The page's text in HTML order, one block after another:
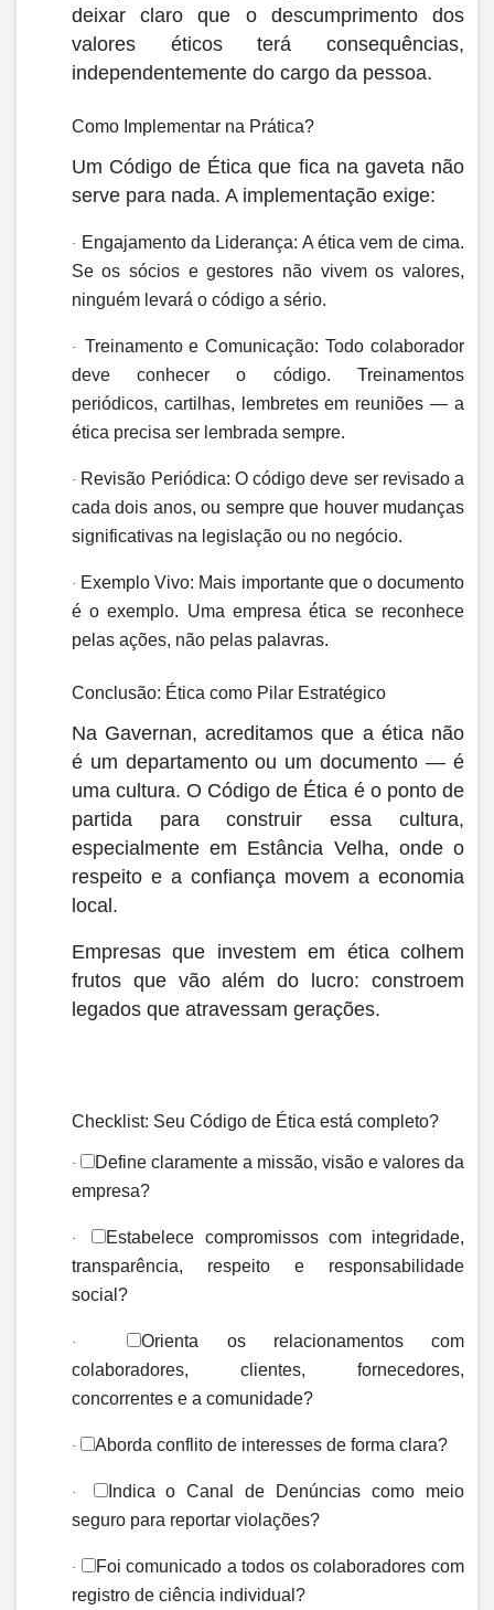
deixar claro que o descumprimento dos
valores éticos terá consequências,
independentemente do cargo da pessoa.
Como Implementar na Prática?
Um Código de Ética que fica na gaveta não
serve para nada. A implementação exige:
· Engajamento da Liderança: A ética vem de cima.
Se os sócios e gestores não vivem os valores,
ninguém levará o código a sério.
· Treinamento e Comunicação: Todo colaborador
deve conhecer o código. Treinamentos
periódicos, cartilhas, lembretes em reuniões — a
ética precisa ser lembrada sempre.
· Revisão Periódica: O código deve ser revisado a
cada dois anos, ou sempre que houver mudanças
significativas na legislação ou no negócio.
· Exemplo Vivo: Mais importante que o documento
é o exemplo. Uma empresa é́tica se reconhece
pelas ações, não pelas palavras.
Conclusão: Ética como Pilar Estratégico
Na Gavernan, acreditamos que a ética não
é um departamento ou um documento — é
uma cultura. O Código de Ética é o ponto de
partida para construir essa cultura,
especialmente em Estância Velha, onde o
respeito e a confiança movem a economia
local.
Empresas que investem em ética colhem
frutos que vão além do lucro: constroem
legados que atravessam gerações.
Checklist: Seu Código de Ética está completo?
·
Define claramente a missão, visão e valores da
empresa?
·
Estabelece compromissos com integridade,
transparência, respeito e responsabilidade
social?
·
Orienta os relacionamentos com
colaboradores, clientes, fornecedores,
concorrentes e a comunidade?
· Aborda conflito de interesses de forma clara?
·
Indica o Canal de Denúncias como meio
seguro para reportar violações?
·
Foi comunicado a todos os colaboradores com
registro de ciência individual?